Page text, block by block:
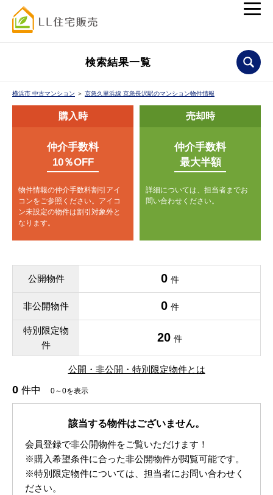
検索結果一覧
横浜市 中古マンション ＞ 京急久里浜線 京急長沢駅のマンション物件情報
購入時
仲介手数料
10％OFF
物件情報の仲介手数料割引アイ
コンをご参照ください。 アイコ
ン未設定の物件は割引対象外と
なります。
売却時
仲介手数料
最大半額
詳細については、担当者までお
問い合わせください。
公開物件 0 件
非公開物件 0 件
特別限定物
件
20 件
公開・非公開・特別限定物件とは
0 件中 0～0を表示
該当する物件はございません。
会員登録で非公開物件をご覧いただけます！
※購入希望条件に合った非公開物件が閲覧可能です。
※特別限定物件については、担当者にお問い合わせく
ださい。